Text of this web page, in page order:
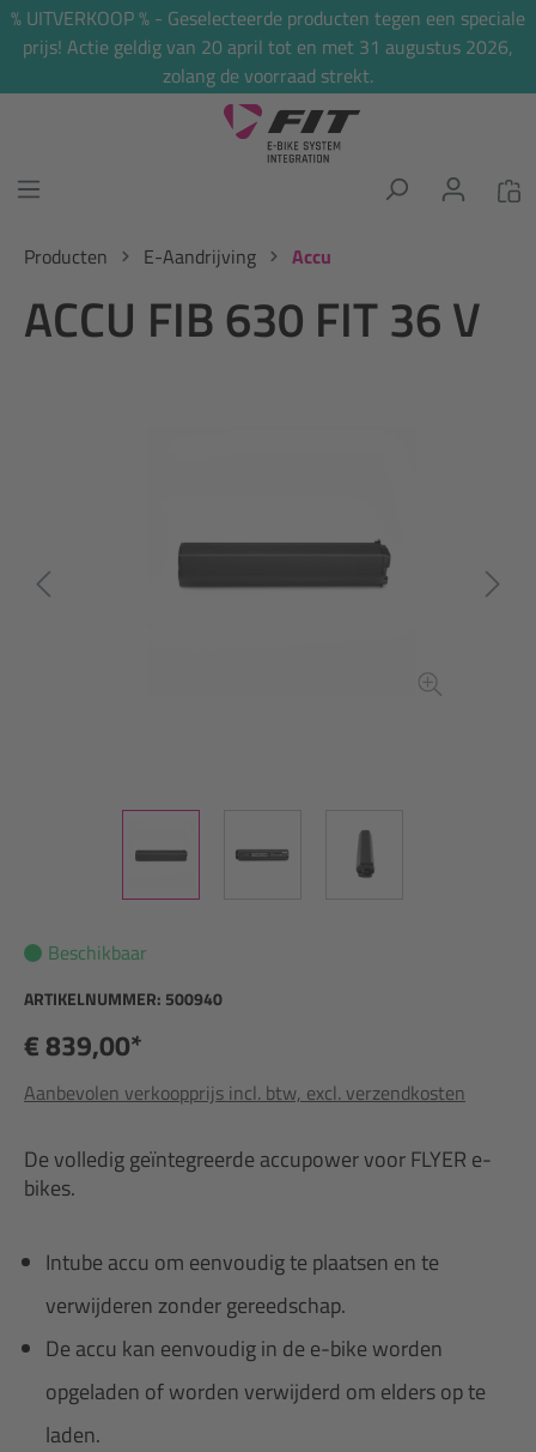
% UITVERKOOP % - Geselecteerde producten tegen een speciale
prijs! Actie geldig van 20 april tot en met 31 augustus 2026,
zolang de voorraad strekt.
Producten E-Aandrijving Accu
ACCU FIB 630 FIT 36 V
Beschikbaar
ARTIKELNUMMER: 500940
€ 839,00*
Aanbevolen verkoopprijs incl. btw, excl. verzendkosten
De volledig geïntegreerde accupower voor FLYER e-
bikes.
Intube accu om eenvoudig te plaatsen en te
verwijderen zonder gereedschap.
De accu kan eenvoudig in de e-bike worden
opgeladen of worden verwijderd om elders op te
laden.